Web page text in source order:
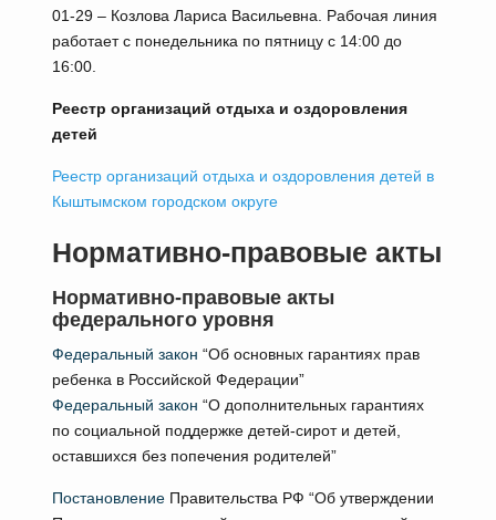
01-29 – Козлова Лариса Васильевна. Рабочая линия
работает с понедельника по пятницу с 14:00 до
16:00.
Реестр организаций отдыха и оздоровления
детей
Реестр организаций отдыха и оздоровления детей в
Кыштымском городском округе
Нормативно-правовые акты
Нормативно-правовые акты
федерального уровня
Федеральный закон “Об основных гарантиях прав
ребенка в Российской Федерации”
Федеральный закон “О дополнительных гарантиях
по социальной поддержке детей-сирот и детей,
оставшихся без попечения родителей”
ПостановлениеПравительства РФ “Об утверждении